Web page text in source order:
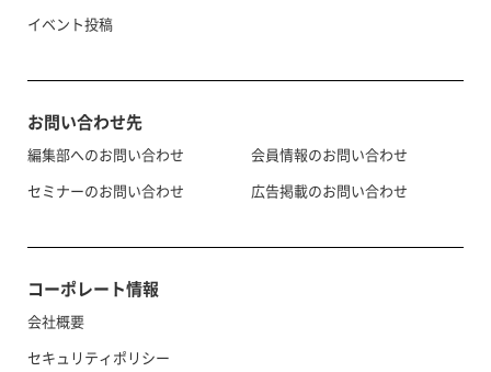
イベント投稿
お問い合わせ先
編集部へのお問い合わせ
セミナーのお問い合わせ
会員情報のお問い合わせ
広告掲載のお問い合わせ
コーポレート情報
会社概要
セキュリティポリシー